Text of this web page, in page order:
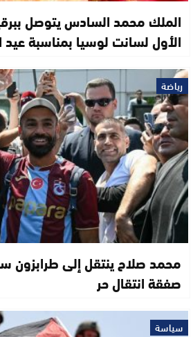
الملك محمد السادس يتوصل
الأول لسانت لوسيا بمناسبة
رياضة
محمد صلاح ينتقل إلى طرابزون
صفقة انتقال حر
سياسة